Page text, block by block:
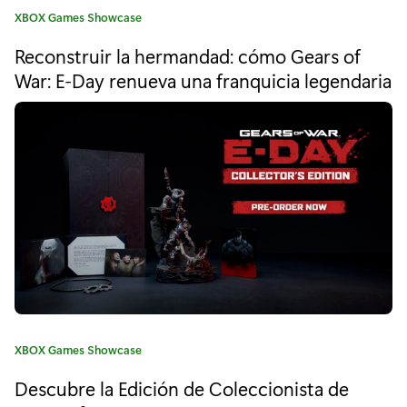
a
M
n
d
i
l
d
C
C
t
e
g
o
XBOX Games Showcase
Reconstruir la hermandad: cómo Gears of
War: E-Day renueva una franquicia legendaria
C
t
XBOX Games Showcase
Descubre la Edición de Coleccionista de